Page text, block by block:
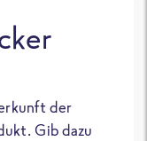
der
Gib dazu